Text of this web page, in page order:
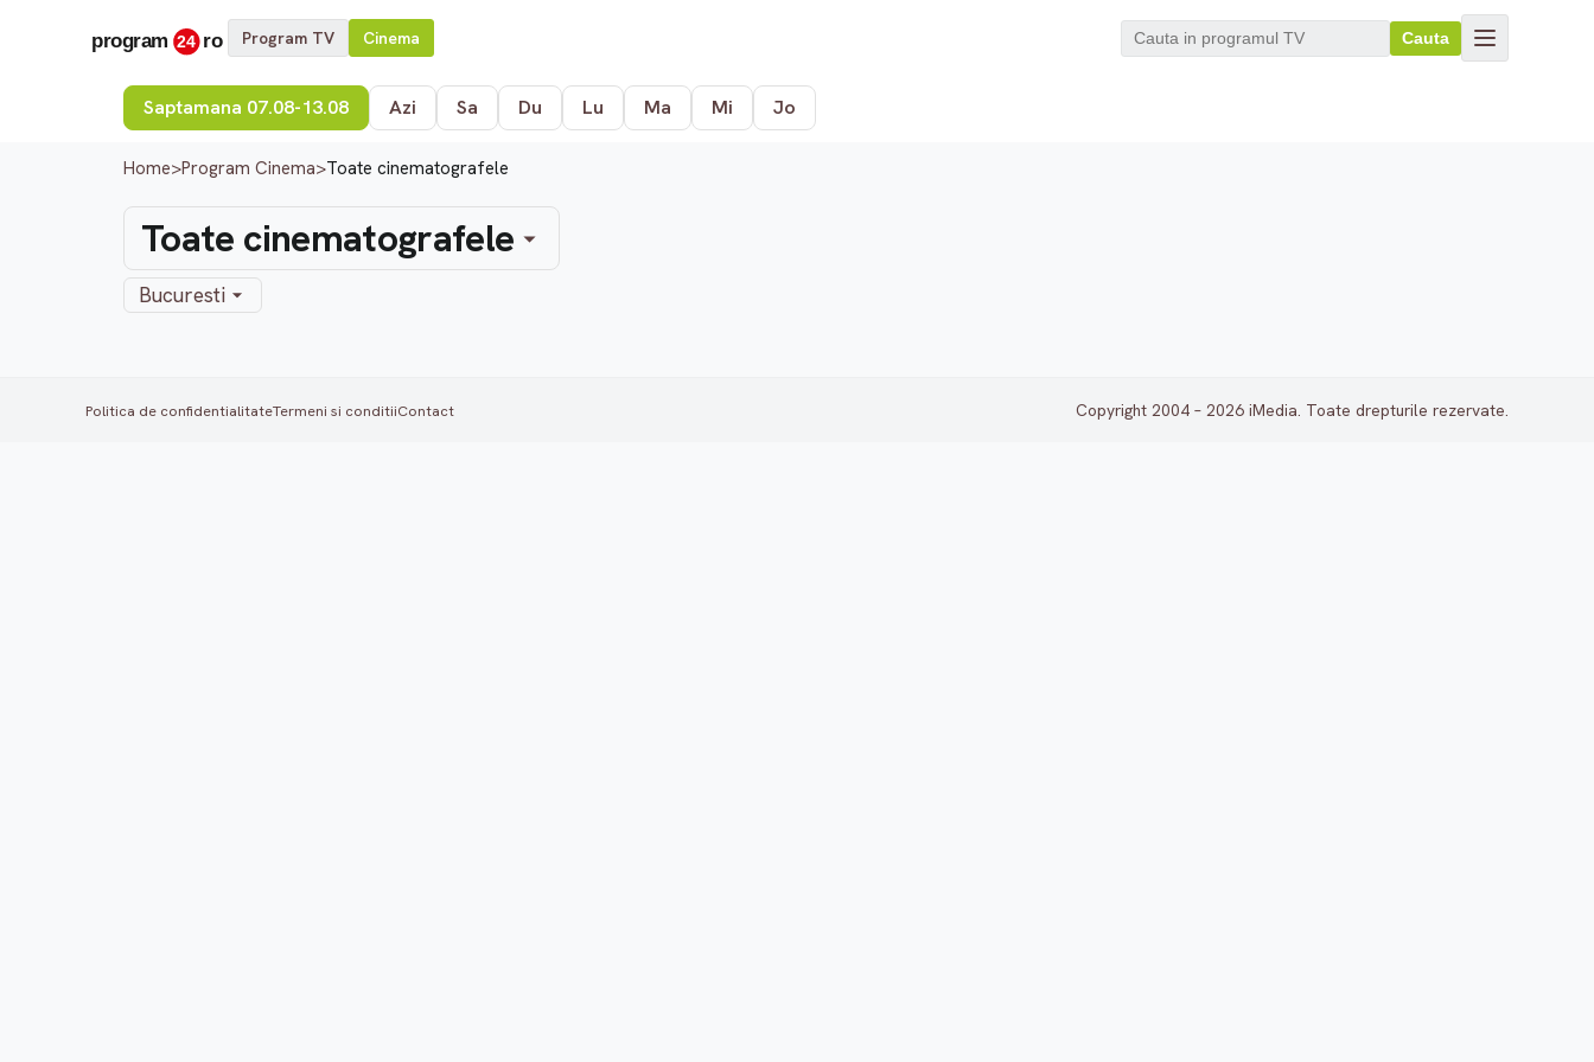
Program TV Cinema Cauta
Saptamana 07.08-13.08 Azi Sa Du Lu Ma Mi Jo
Home>Program Cinema>Toate cinematografele
Toate cinematografele
Bucuresti
Politica de confidentialitateTermeni si conditiiContact Copyright 2004 – 2026 iMedia. Toate drepturile rezervate.